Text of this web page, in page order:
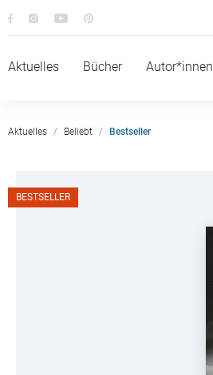
Aktuelles Bücher Autor*innen
Aktuelles Beliebt Bestseller
BESTSELLER